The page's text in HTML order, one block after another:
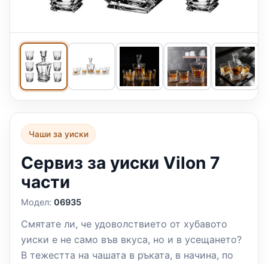
Чаши за уиски
Сервиз за уиски Vilon 7
части
Модел:06935
Смятате ли, че удоволствието от хубавото
уиски е не само във вкуса, но и в усещането?
В тежестта на чашата в ръката, в начина, по